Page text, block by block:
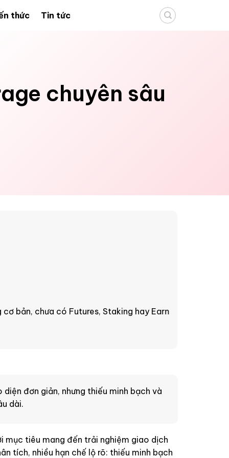
thức Tin tức
chuyên sâu
cơ bản, chưa có Futures, Staking hay Earn
đơn giản, nhưng thiếu minh bạch và
dài.
mục tiêu mang đến trải nghiệm giao dịch
tích, nhiều hạn chế lộ rõ: thiếu minh bạch